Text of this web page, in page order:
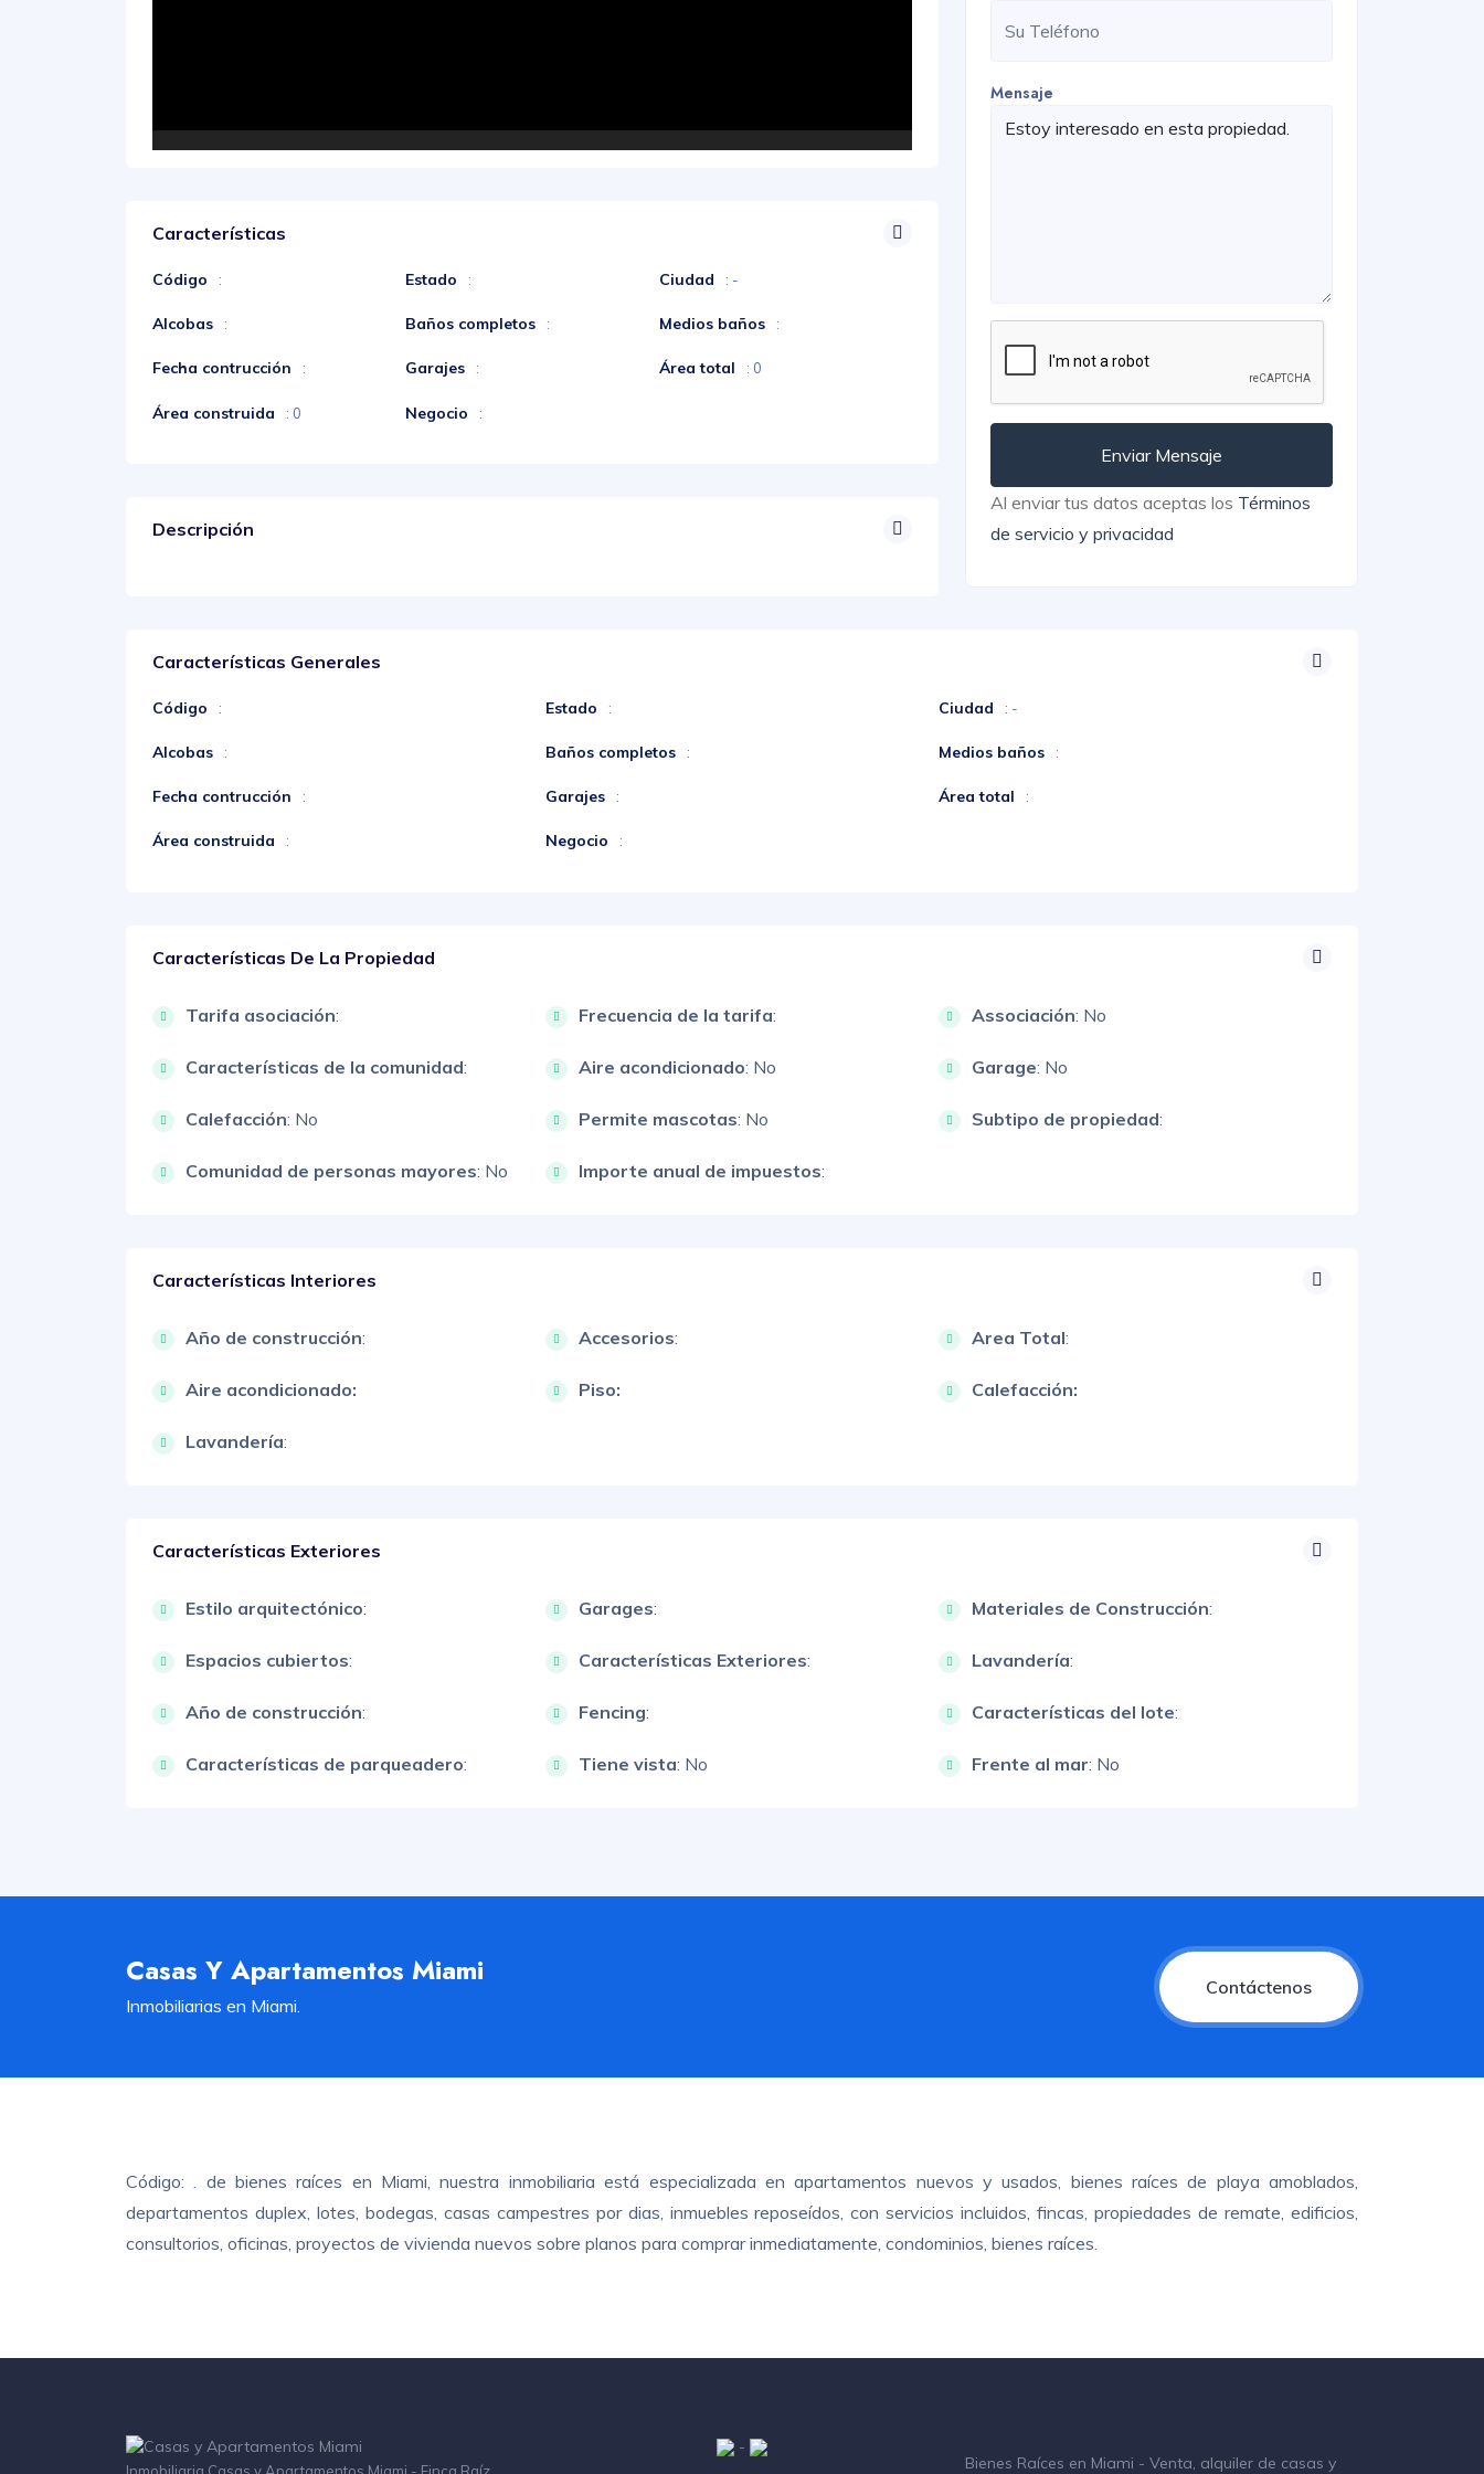
Características
Código : Estado : Ciudad : -
Alcobas : Baños completos : Medios baños :
Fecha contrucción : Garajes : Área total : 0
Área construida : 0 Negocio :
Descripción
Mensaje
Enviar Mensaje
Al enviar tus datos aceptas los Términos
de servicio y privacidad
Características Generales
Código : Estado : Ciudad : -
Alcobas : Baños completos : Medios baños :
Fecha contrucción : Garajes : Área total :
Área construida : Negocio :
Características De La Propiedad
Tarifa asociación: Frecuencia de la tarifa: Associación: No
Características de la comunidad: Aire acondicionado: No Garage: No
Calefacción: No Permite mascotas: No Subtipo de propiedad:
Comunidad de personas mayores: No Importe anual de impuestos:
Características Interiores
Año de construcción: Accesorios: Area Total:
Aire acondicionado: Piso: Calefacción:
Lavandería:
Características Exteriores
Estilo arquitectónico: Garages: Materiales de Construcción:
Espacios cubiertos: Características Exteriores: Lavandería:
Año de construcción: Fencing: Características del lote:
Características de parqueadero: Tiene vista: No Frente al mar: No
Casas Y Apartamentos Miami
Inmobiliarias en Miami.
Contáctenos
Código: . de bienes raíces en Miami, nuestra inmobiliaria está especializada en apartamentos nuevos y usados, bienes raíces de playa amoblados,
departamentos duplex, lotes, bodegas, casas campestres por dias, inmuebles reposeídos, con servicios incluidos, fincas, propiedades de remate, edificios,
consultorios, oficinas, proyectos de vivienda nuevos sobre planos para comprar inmediatamente, condominios, bienes raíces.
-
Bienes Raíces en Miami - Venta, alquiler de casas y